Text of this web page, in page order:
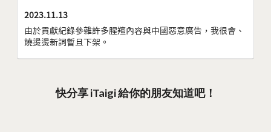
2023.11.13
由於貢獻紀錄參雜許多腥羶內容與中國惡意廣告，我很會、
燒燙燙新詞暫且下架。
快分享 iTaigi 給你的朋友知道吧！